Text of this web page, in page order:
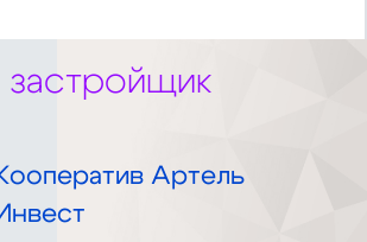
застройщик
Артель